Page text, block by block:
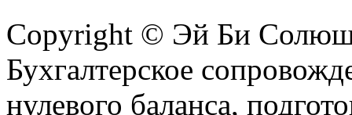
Copyright © Эй Би
Бухгалтерское
нулевого баланса,